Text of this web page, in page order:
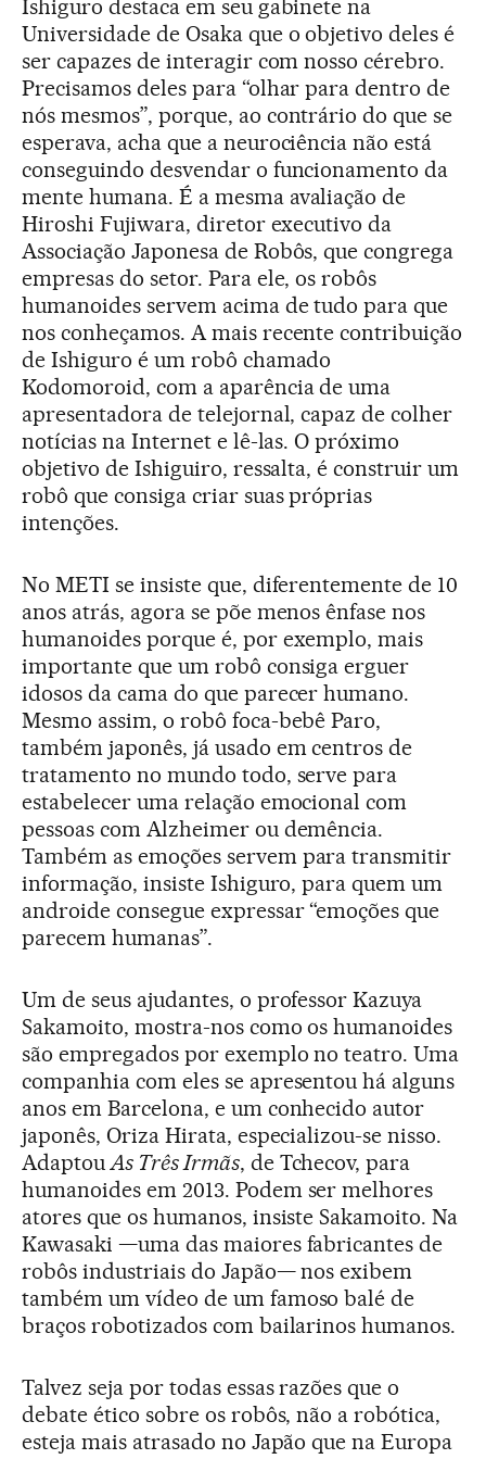
Ishiguro destaca em seu gabinete na
Universidade de Osaka que o objetivo deles é
ser capazes de interagir com nosso cérebro.
Precisamos deles para “olhar para dentro de
nós mesmos”, porque, ao contrário do que se
esperava, acha que a neurociência não está
conseguindo desvendar o funcionamento da
mente humana. É a mesma avaliação de
Hiroshi Fujiwara, diretor executivo da
Associação Japonesa de Robôs, que congrega
empresas do setor. Para ele, os robôs
humanoides servem acima de tudo para que
nos conheçamos. A mais recente contribuição
de Ishiguro é um robô chamado
Kodomoroid, com a aparência de uma
apresentadora de telejornal, capaz de colher
notícias na Internet e lê-las. O próximo
objetivo de Ishiguiro, ressalta, é construir um
robô que consiga criar suas próprias
intenções.
No METI se insiste que, diferentemente de 10
anos atrás, agora se põe menos ênfase nos
humanoides porque é, por exemplo, mais
importante que um robô consiga erguer
idosos da cama do que parecer humano.
Mesmo assim, o robô foca-bebê Paro,
também japonês, já usado em centros de
tratamento no mundo todo, serve para
estabelecer uma relação emocional com
pessoas com Alzheimer ou demência.
Também as emoções servem para transmitir
informação, insiste Ishiguro, para quem um
androide consegue expressar “emoções que
parecem humanas”.
Um de seus ajudantes, o professor Kazuya
Sakamoito, mostra-nos como os humanoides
são empregados por exemplo no teatro. Uma
companhia com eles se apresentou há alguns
anos em Barcelona, e um conhecido autor
japonês, Oriza Hirata, especializou-se nisso.
AdaptouAs Três Irmãs, de Tchecov, para
humanoides em 2013. Podem ser melhores
atores que os humanos, insiste Sakamoito. Na
Kawasaki —uma das maiores fabricantes de
robôs industriais do Japão— nos exibem
também um vídeo de um famoso balé de
braços robotizados com bailarinos humanos.
Talvez seja por todas essas razões que o
debate ético sobre os robôs, não a robótica,
esteja mais atrasado no Japão que na Europa